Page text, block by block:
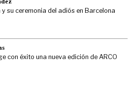
su ceremonia del adiós en Barcelona
con éxito una nueva edición de ARCO